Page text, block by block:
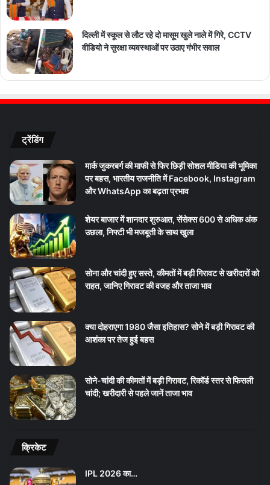
दिल्ली में स्कूल से लौट रहे दो मासूम खुले नाले में गिरे, CCTV
वीडियो ने सुरक्षा व्यवस्थाओं पर उठाए गंभीर सवाल
ट्रेंडिंग
मार्क जुकरबर्ग की माफी से फिर छिड़ी सोशल मीडिया की भूमिका
पर बहस, भारतीय राजनीति में Facebook, Instagram
और WhatsApp का बढ़ता प्रभाव
शेयर बाजार में शानदार शुरुआत, सेंसेक्स 600 से अधिक अंक
उछला, निफ्टी भी मजबूती के साथ खुला
सोना और चांदी हुए सस्ते, कीमतों में बड़ी गिरावट से खरीदारों को
राहत, जानिए गिरावट की वजह और ताजा भाव
क्या दोहराएगा 1980 जैसा इतिहास? सोने में बड़ी गिरावट की
आशंका पर तेज हुई बहस
सोने-चांदी की कीमतों में बड़ी गिरावट, रिकॉर्ड स्तर से फिसली
चांदी; खरीदारी से पहले जानें ताजा भाव
क्रिकेट
IPL 2026 का…